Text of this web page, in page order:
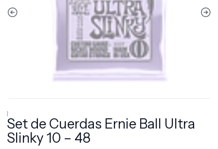
|
Set de Cuerdas Ernie Ball Ultra
Slinky 10 – 48